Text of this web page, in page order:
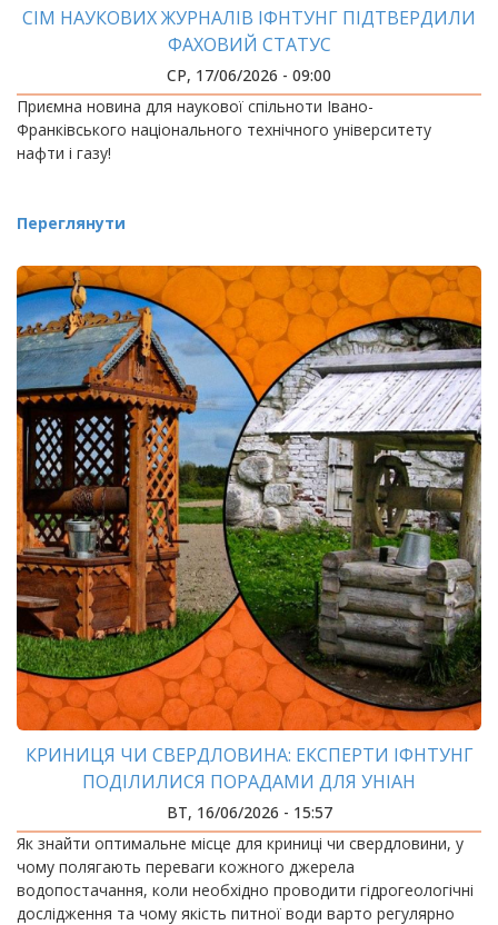
СІМ НАУКОВИХ ЖУРНАЛІВ ІФНТУНГ ПІДТВЕРДИЛИ
ФАХОВИЙ СТАТУС
СР, 17/06/2026 - 09:00
Приємна новина для наукової спільноти Івано-
Франківського національного технічного університету
нафти і газу!
Переглянути
КРИНИЦЯ ЧИ СВЕРДЛОВИНА: ЕКСПЕРТИ ІФНТУНГ
ПОДІЛИЛИСЯ ПОРАДАМИ ДЛЯ УНІАН
ВТ, 16/06/2026 - 15:57
Як знайти оптимальне місце для криниці чи свердловини, у
чому полягають переваги кожного джерела
водопостачання, коли необхідно проводити гідрогеологічні
дослідження та чому якість питної води варто регулярно